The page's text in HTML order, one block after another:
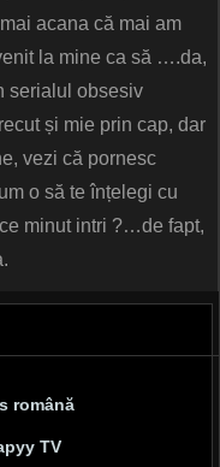
acana că mai am
la mine ca să ….da,
serialul obsesiv
și mie prin cap, dar
vezi că pornesc
o să te înțelegi cu
minut intri ?…de fapt,
română
TV